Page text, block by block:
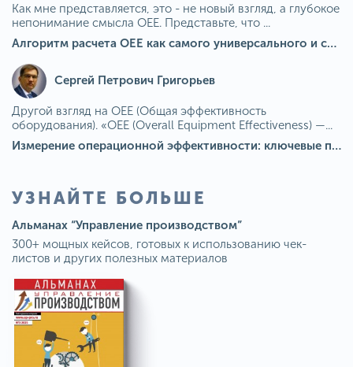
Как мне представляется, это - не новый взгляд, а глубокое
непонимание смысла OEE. Представьте, что ...
Алгоритм расчета ОЕЕ как самого универсального и современного показателя эффективности оборудования в мире
Сергей Петрович Григорьев
Другой взгляд на OEE (Общая эффективность
оборудования). «OEE (Overall Equipment Effectiveness) —...
Измерение операционной эффективности: ключевые показатели для непрерывного совершенствования
УЗНАЙТЕ БОЛЬШЕ
Альманах “Управление производством”
300+ мощных кейсов, готовых к использованию чек-
листов и других полезных материалов